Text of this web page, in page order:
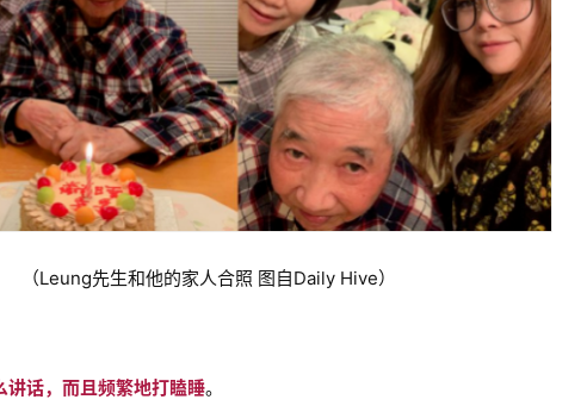
（Leung先生和他的家人合照 图自Daily Hive）
话，而且频繁地打瞌睡。